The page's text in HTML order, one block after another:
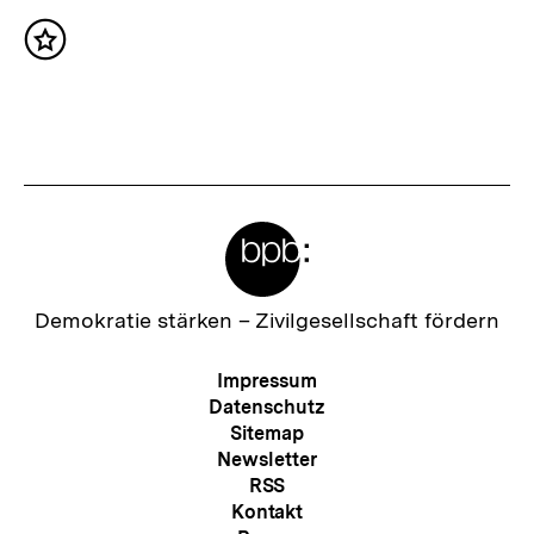
c
h
h
Inhalt
Zur
Demokratie stärken – Zivilgesellschaft fördern
Meta-
Navigation
Impressum
Datenschutz
Sitemap
Newsletter
RSS
Kontakt